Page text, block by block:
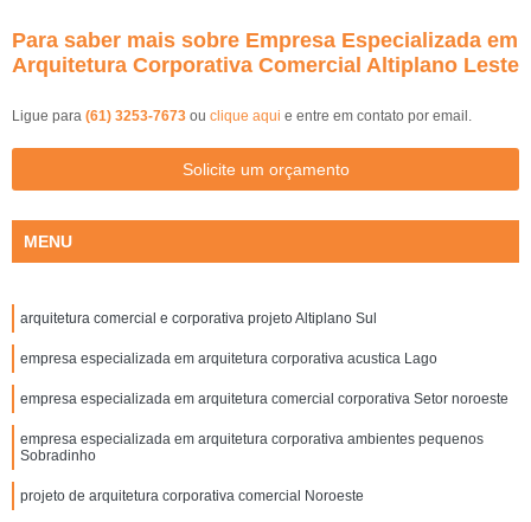
Para saber mais sobre Empresa Especializada em
Arquitetura Corporativa Comercial Altiplano Leste
Ligue para (61) 3253-7673 ou clique aqui e entre em contato por email.
Solicite um orçamento
MENU
arquitetura comercial e corporativa projeto Altiplano Sul
empresa especializada em arquitetura corporativa acustica Lago
empresa especializada em arquitetura comercial corporativa Setor noroeste
empresa especializada em arquitetura corporativa ambientes pequenos
Sobradinho
projeto de arquitetura corporativa comercial Noroeste